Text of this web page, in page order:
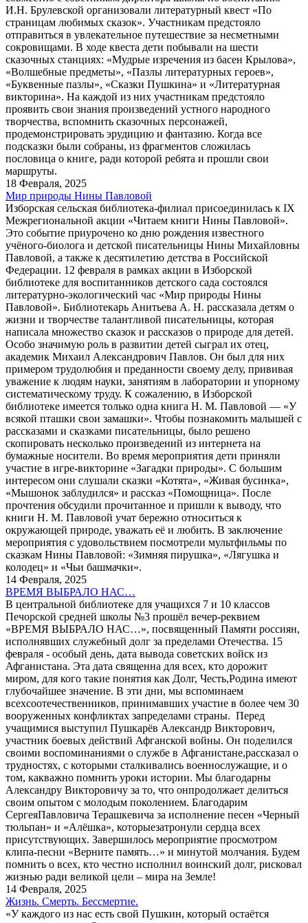
И.Н. Брулевской организовали литературный квест «По
страницам любимых сказок». Участникам предстояло
отправиться в увлекательное путешествие за несметными
сокровищами. В ходе квеста дети побывали на шести
сказочных станциях: «Мудрые изречения из басен Крылова»,
«Волшебные предметы», «Пазлы литературных героев»,
«Буквенные пазлы», «Сказки Пушкина» и «Литературная
викторина». На каждой из них участникам предстояло
проявить свои знания произведений устного народного
творчества, вспомнить сказочных персонажей,
продемонстрировать эрудицию и фантазию. Когда все
подсказки были собраны, из фрагментов сложилась
пословица о книге, ради которой ребята и прошли свои
маршруты.
18 Февраля, 2025
Мир природы Нины Павловой
Изборская сельская библиотека-филиал присоединилась к IX
Межрегиональной акции «Читаем книги Нины Павловой».
Это событие приурочено ко дню рождения известного
учёного-биолога и детской писательницы Нины Михайловны
Павловой, а также к десятилетию детства в Российской
Федерации. 12 февраля в рамках акции в Изборской
библиотеке для воспитанников детского сада состоялся
литературно-экологический час «Мир природы Нины
Павловой». Библиотекарь Анитьева А. Н. рассказала детям о
жизни и творчестве талантливой писательницы, которая
написала множество сказок и рассказов о природе для детей.
Особо значимую роль в развитии детей сыграл их отец,
академик Михаил Александрович Павлов. Он был для них
примером трудолюбия и преданности своему делу, прививая
уважение к людям науки, занятиям в лаборатории и упорному
систематическому труду. К сожалению, в Изборской
библиотеке имеется только одна книга Н. М. Павловой — «У
всякой пташки свои замашки». Чтобы познакомить малышей с
рассказами и сказками писательницы, было решено
скопировать несколько произведений из интернета на
бумажные носители. Во время мероприятия дети приняли
участие в игре-викторине «Загадки природы». С большим
интересом они слушали сказки «Котята», «Живая бусинка»,
«Мышонок заблудился» и рассказ «Помощница». После
прочтения обсудили прочитанное и пришли к выводу, что
книги Н. М. Павловой учат бережно относиться к
окружающей природе, уважать её и любить. В заключение
мероприятия с удовольствием посмотрели мультфильмы по
сказкам Нины Павловой: «Зимняя пирушка», «Лягушка и
колодец» и «Чьи башмачки».
14 Февраля, 2025
ВРЕМЯ ВЫБРАЛО НАС…
В центральной библиотеке для учащихся 7 и 10 классов
Печорской средней школы №3 прошёл вечер-реквием
«ВРЕМЯ ВЫБРАЛО НАС…», посвященный Памяти россиян,
исполнявших служебный долг за пределами Отечества. 15
февраля - особый день, дата вывода советских войск из
Афганистана. Эта дата священна для всех, кто дорожит
миром, для кого такие понятия как Долг, Честь,Родина имеют
глубочайшее значение. В эти дни, мы вспоминаем
всехсоотечественников, принимавших участие в более чем 30
вооруженных конфликтах запределами страны. Перед
учащимися выступил Пушкарёв Александр Викторович,
участник боевых действий Афганской войны. Он поделился
своими воспоминаниями о службе в Афганистане,рассказал о
трудностях, с которыми сталкивались военнослужащие, и о
том, какважно помнить уроки истории. Мы благодарны
Александру Викторовичу за то, что онпродолжает делиться
своим опытом с молодым поколением. Благодарим
СергеяПавловича Терашкевича за исполнение песен «Черный
тюльпан» и «Алёшка», которыезатронули сердца всех
присутствующих. Завершилось мероприятие просмотром
клипа-песни «Верните память…» и минутой молчания. Будем
помнить о всех, кто честно исполнил воинский долг, рисковал
жизнью ради великой цели – мира на Земле!
14 Февраля, 2025
Жизнь. Смерть. Бессмертие.
«У каждого из нас есть свой Пушкин, который остаётся